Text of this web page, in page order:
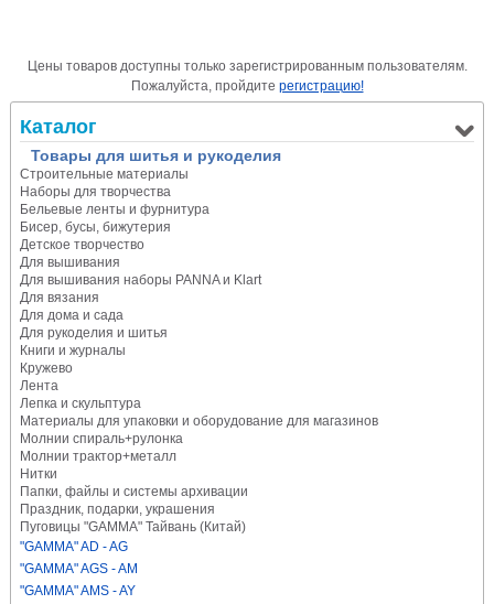
Цены товаров доступны только зарегистрированным пользователям.
Пожалуйста, пройдите регистрацию!
Каталог
Товары для шитья и рукоделия
Строительные материалы
Наборы для творчества
Бельевые ленты и фурнитура
Бисер, бусы, бижутерия
Детское творчество
Для вышивания
Для вышивания наборы PANNA и Klart
Для вязания
Для дома и сада
Для рукоделия и шитья
Книги и журналы
Кружево
Лента
Лепка и скульптура
Материалы для упаковки и оборудование для магазинов
Молнии спираль+рулонка
Молнии трактор+металл
Нитки
Папки, файлы и системы архивации
Праздник, подарки, украшения
Пуговицы "GAMMA" Тайвань (Китай)
"GAMMA" AD - AG
"GAMMA" AGS - AM
"GAMMA" AMS - AY